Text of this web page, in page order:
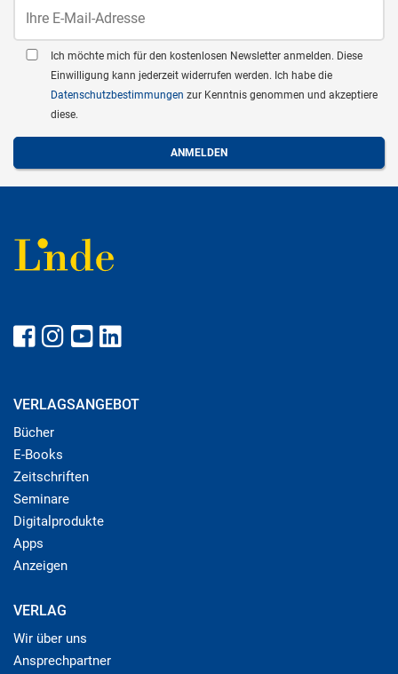
Ich möchte mich für den kostenlosen Newsletter anmelden. Diese
Einwilligung kann jederzeit widerrufen werden. Ich habe die
Datenschutzbestimmungen zur Kenntnis genommen und akzeptiere
diese.
VERLAGSANGEBOT
Bücher
E-Books
Zeitschriften
Seminare
Digitalprodukte
Apps
Anzeigen
VERLAG
Wir über uns
Ansprechpartner